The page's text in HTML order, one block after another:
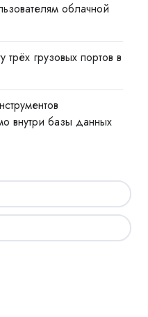
облачной
трёх грузовых портов в
внутри базы данных